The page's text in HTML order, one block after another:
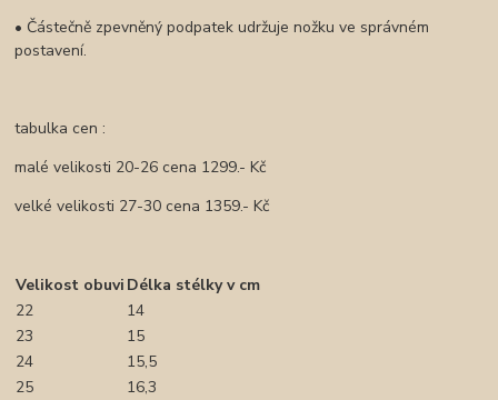
• Částečně zpevněný podpatek udržuje nožku ve správném
postavení.
tabulka cen :
malé velikosti 20-26 cena 1299.- Kč
velké velikosti 27-30 cena 1359.- Kč
Velikost obuvi Délka stélky v cm
22
14
23
15
24
15,5
25
16,3